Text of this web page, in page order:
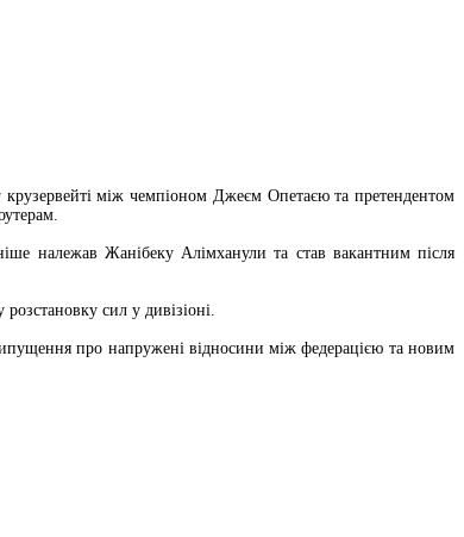
крузервейті між чемпіоном Джеєм Опетаєю та претендентом
належав Жанібеку Алімханули та став вакантним після
сил у дивізіоні.
про напружені відносини між федерацією та новим